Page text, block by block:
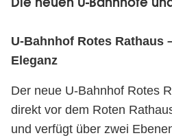
Bahnhof
Rathaus
U-Bahnhof Rotes Rathaus
Eleganz
Der neue U-Bahnhof Rotes
direkt vor dem Roten
und verfügt über zwei